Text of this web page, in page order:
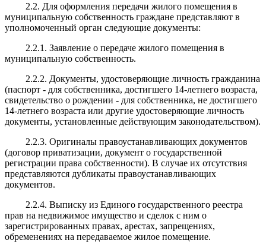
2.2. Для оформления передачи жилого помещения в
муниципальную собственность граждане представляют в
уполномоченный орган следующие документы:
2.2.1. Заявление о передаче жилого помещения в
муниципальную собственность.
2.2.2. Документы, удостоверяющие личность гражданина
(паспорт - для собственника, достигшего 14-летнего возраста,
свидетельство о рождении - для собственника, не достигшего
14-летнего возраста или другие удостоверяющие личность
документы, установленные действующим законодательством).
2.2.3. Оригиналы правоустанавливающих документов
(договор приватизации, документ о государственной
регистрации права собственности). В случае их отсутствия
представляются дубликаты правоустанавливающих
документов.
2.2.4. Выписку из Единого государственного реестра
прав на недвижимое имущество и сделок с ним о
зарегистрированных правах, арестах, запрещениях,
обременениях на передаваемое жилое помещение.